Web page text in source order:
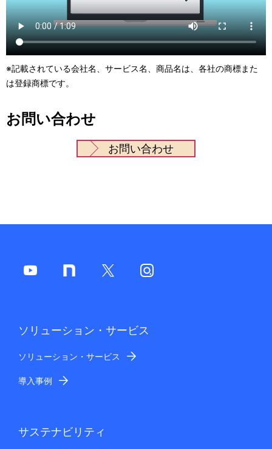
※記載されている会社名、サービス名、商品名は、各社の商標また
は登録商標です。
お問い合わせ
お問い合わせ
ソリューション・サービス
ソリューション・サービス
導入事例
サステナビリティ